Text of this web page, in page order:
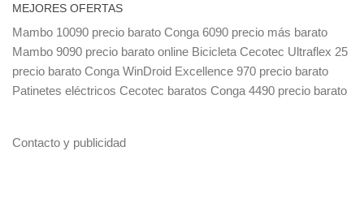
MEJORES OFERTAS
Mambo 10090 precio barato Conga 6090 precio más barato
Mambo 9090 precio barato online Bicicleta Cecotec Ultraflex 25
precio barato Conga WinDroid Excellence 970 precio barato
Patinetes eléctricos Cecotec baratos Conga 4490 precio barato
Contacto y publicidad